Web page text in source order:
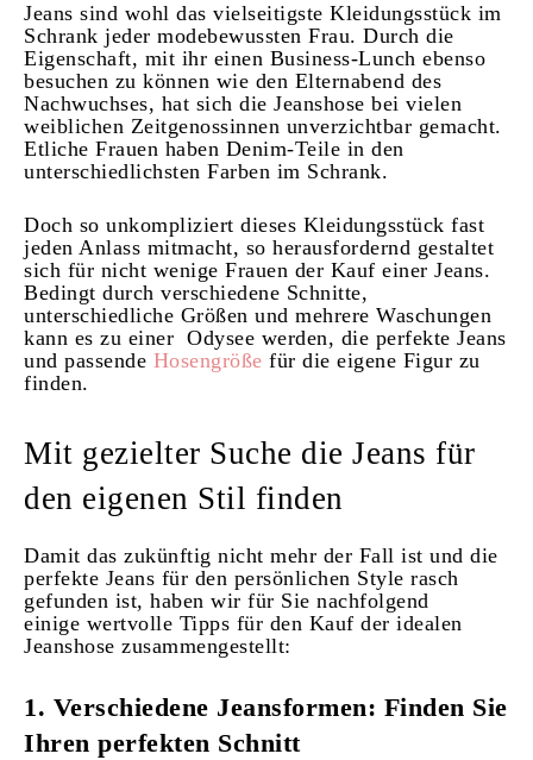
Jeans sind wohl das vielseitigste Kleidungsstück im
Schrank jeder modebewussten Frau. Durch die
Eigenschaft, mit ihr einen Business-Lunch ebenso
besuchen zu können wie den Elternabend des
Nachwuchses, hat sich die Jeanshose bei vielen
weiblichen Zeitgenossinnen unverzichtbar gemacht.
Etliche Frauen haben Denim-Teile in den
unterschiedlichsten Farben im Schrank.
Doch so unkompliziert dieses Kleidungsstück fast
jeden Anlass mitmacht, so herausfordernd gestaltet
sich für nicht wenige Frauen der Kauf einer Jeans.
Bedingt durch verschiedene Schnitte,
unterschiedliche Größen und mehrere Waschungen
kann es zu einer Odysee werden, die perfekte Jeans
und passende Hosengröße für die eigene Figur zu
finden.
Mit gezielter Suche die Jeans für
den eigenen Stil finden
Damit das zukünftig nicht mehr der Fall ist und die
perfekte Jeans für den persönlichen Style rasch
gefunden ist, haben wir für Sie nachfolgend
einige wertvolle Tipps für den Kauf der idealen
Jeanshose zusammengestellt:
1. Verschiedene Jeansformen: Finden Sie
Ihren perfekten Schnitt